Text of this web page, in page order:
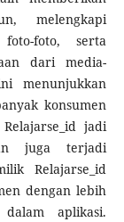
melengkapi
foto, serta
dari media-
menunjukkan
konsumen
jadi
juga terjadi
Relajarse_id
dengan lebih
aplikasi.